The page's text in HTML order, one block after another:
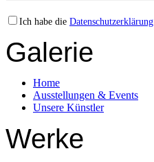
Ich habe die Datenschutzerklärung
Galerie
Home
Ausstellungen & Events
Unsere Künstler
Werke